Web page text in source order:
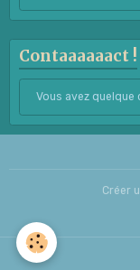
Contaaaaaact !
Vous avez quelque
Créer